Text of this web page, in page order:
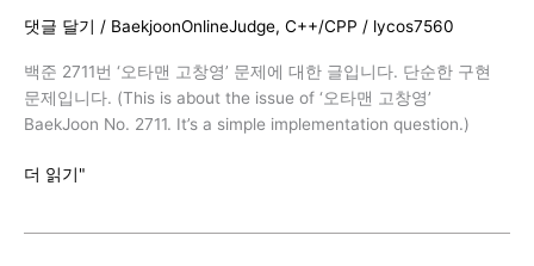
C++)
댓글 달기 / BaekjoonOnlineJudge, C++/CPP / lycos7560
백준 2711번 ‘오타맨 고창영’ 문제에 대한 글입니다. 단순한 구현
문제입니다. (This is about the issue of ‘오타맨 고창영’
BaekJoon No. 2711. It’s a simple implementation question.)
백
더 읽기"